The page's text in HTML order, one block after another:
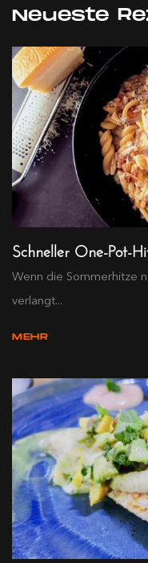
Neueste
Schneller One-Pot-
Wenn die Sommerhitze
verlangt...
MEHR